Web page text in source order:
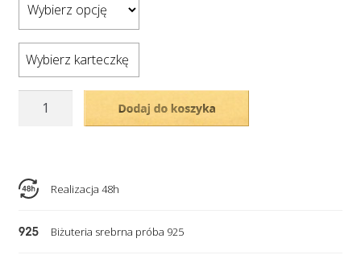
Wybierz karteczkę
z
4
sercami
Dodaj do koszyka
Realizacja 48h
Biżuteria srebrna próba 925